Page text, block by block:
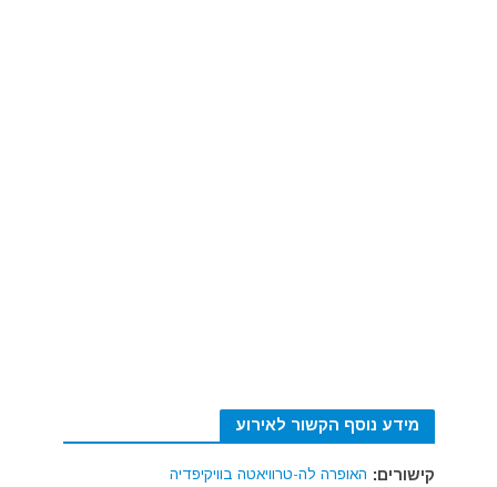
מידע נוסף הקשור לאירוע
קישורים: האופרה לה-טרוויאטה בוויקיפדיה